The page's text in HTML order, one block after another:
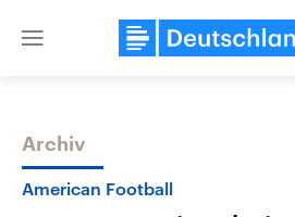
Close
Themen
Archiv
American Football